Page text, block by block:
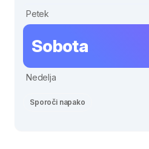
Petek
Sobota
Nedelja
Sporoči napako